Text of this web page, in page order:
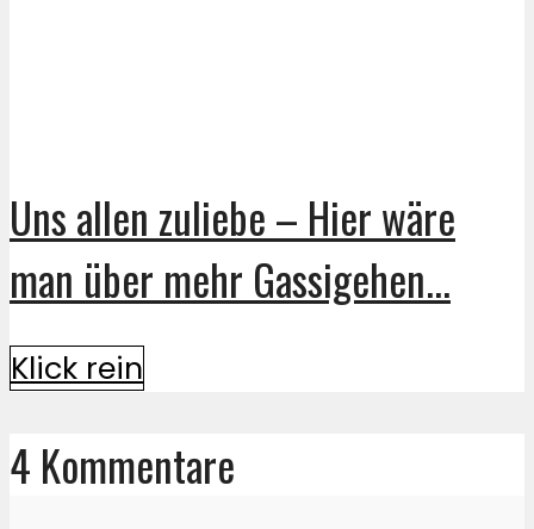
Uns allen zuliebe – Hier wäre
man über mehr Gassigehen...
Klick rein
4 Kommentare